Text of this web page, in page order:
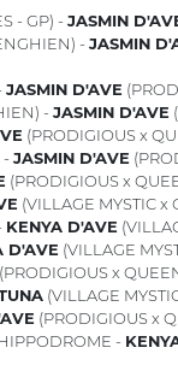
- GP) - JASMIN
- JASMIN
JASMIN D'AVE
- JASMIN D'AVE
(PRODIGIOUS x
- JASMIN D'AVE
(PRODIGIOUS x
(VILLAGE MYSTIC x
KENYA D'AVE
D'AVE (VILLAGE
(PRODIGIOUS x
(VILLAGE
(PRODIGIOUS x
-